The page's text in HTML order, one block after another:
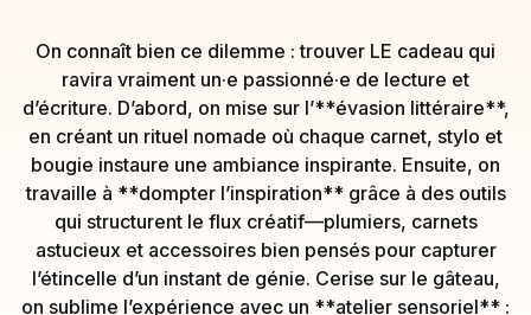
On connaît bien ce dilemme : trouver LE cadeau qui
ravira vraiment un·e passionné·e de lecture et
d’écriture. D’abord, on mise sur l’**évasion littéraire**,
en créant un rituel nomade où chaque carnet, stylo et
bougie instaure une ambiance inspirante. Ensuite, on
travaille à **dompter l’inspiration** grâce à des outils
qui structurent le flux créatif—plumiers, carnets
astucieux et accessoires bien pensés pour capturer
l’étincelle d’un instant de génie. Cerise sur le gâteau,
on sublime l’expérience avec un **atelier sensoriel** :